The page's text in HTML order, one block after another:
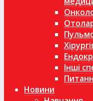
Інші
Новини